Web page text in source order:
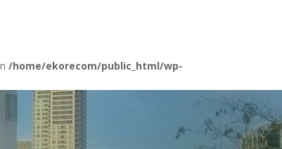
/home/ekorecom/public_html/wp-